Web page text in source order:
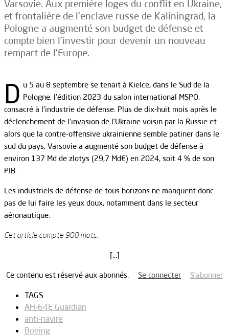
Varsovie. Aux première loges du conflit en Ukraine,
et frontalière de l’enclave russe de Kaliningrad, la
Pologne a augmenté son budget de défense et
compte bien l’investir pour devenir un nouveau
rempart de l’Europe.
D u 5 au 8 septembre se tenait à Kielce, dans le Sud de la
Pologne, l’édition 2023 du salon international MSPO,
consacré à l’industrie de défense. Plus de dix-huit mois après le
déclenchement de l’invasion de l’Ukraine voisin par la Russie et
alors que la contre-offensive ukrainienne semble patiner dans le
sud du pays, Varsovie a augmenté son budget de défense à
environ 137 Md de zlotys (29,7 Md€) en 2024, soit 4 % de son
PIB.
Les industriels de défense de tous horizons ne manquent donc
pas de lui faire les yeux doux, notamment dans le secteur
aéronautique.
Cet article compte 900 mots.
[…]
Ce contenu est réservé aux abonnés. Se connecter S’abonner
TAGS
AH-64E Guardian
anti-navire
Boeing